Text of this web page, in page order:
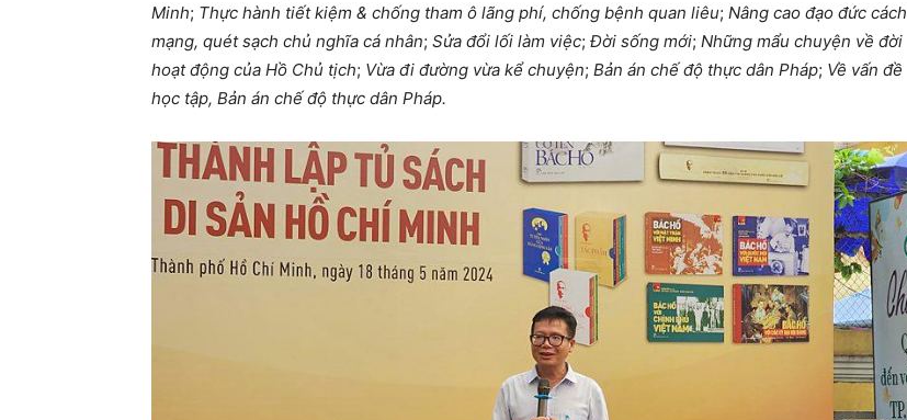
Minh; Thực hành tiết kiệm & chống tham ô lãng phí, chống bệnh quan liêu; Nâng cao đạo đức cách
mạng, quét sạch chủ nghĩa cá nhân; Sửa đổi lối làm việc; Đời sống mới; Những mẩu chuyện về đời
hoạt động của Hồ Chủ tịch; Vừa đi đường vừa kể chuyện; Bản án chế độ thực dân Pháp; Về vấn đề
học tập, Bản án chế độ thực dân Pháp.